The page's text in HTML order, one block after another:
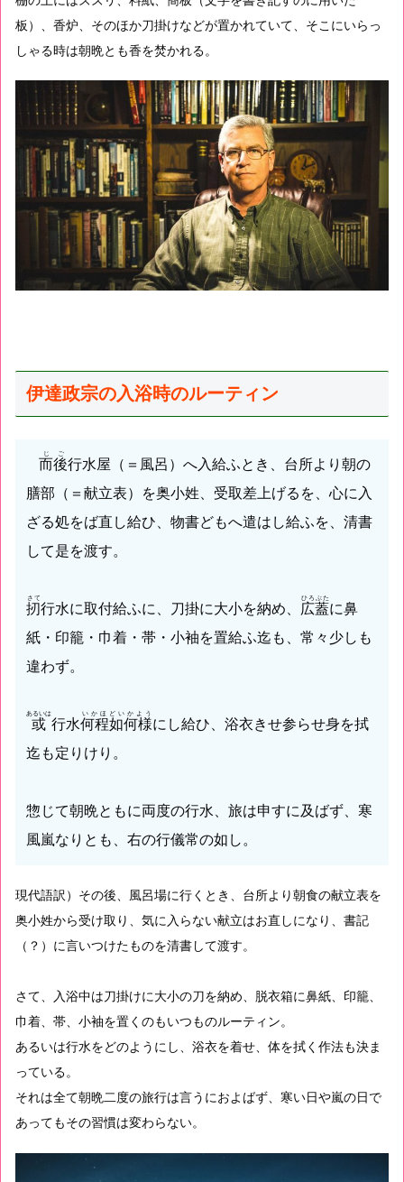
板）、香炉、そのほか刀掛けなどが置かれていて、そこにいらっ
しゃる時は朝晩とも香を焚かれる。
伊達政宗の入浴時のルーティン
而後
じご
行水屋（＝風呂）へ入給ふとき、台所より朝の
膳部（＝献立表）を奥小姓、受取差上げるを、心に入
ざる処をば直し給ひ、物書どもへ遣はし給ふを、清書
して是を渡す。
扨
さて
行水に取付給ふに、刀掛に大小を納め、 広蓋
ひろぶた
に鼻
紙・印籠・巾着・帯・小袖を置給ふ迄も、常々少しも
違わず。
或
あるいは
行水何程如何様
いかほどいかよう
にし給ひ、浴衣きせ参らせ身を拭
迄も定りけり。
惣じて朝晩ともに両度の行水、旅は申すに及ばず、寒
風嵐なりとも、右の行儀常の如し。
現代語訳）その後、風呂場に行くとき、台所より朝食の献立表を
奥小姓から受け取り、気に入らない献立はお直しになり、書記
（？）に言いつけたものを清書して渡す。
さて、入浴中は刀掛けに大小の刀を納め、脱衣箱に鼻紙、印籠、
巾着、帯、小袖を置くのもいつものルーティン。
あるいは行水をどのようにし、浴衣を着せ、体を拭く作法も決ま
っている。
それは全て朝晩二度の旅行は言うにおよばず、寒い日や嵐の日で
あってもその習慣は変わらない。